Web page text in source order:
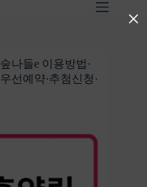
나들e 이용방법·
선예약·추첨신청·
×